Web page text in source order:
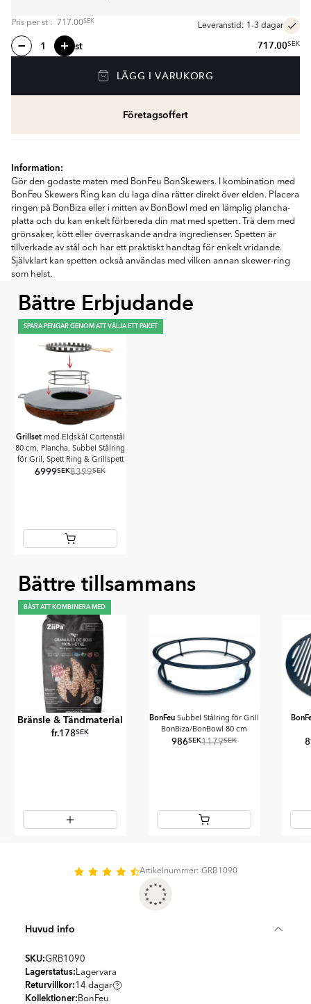
Pris per st : 717.00SEK
Leveranstid: 1-3 dagar
st 717.00SEK
LÄGG I VARUKORG
Företagsoffert
Information:
Gör den godaste maten med BonFeu BonSkewers. I kombination med
BonFeu Skewers Ring kan du laga dina rätter direkt över elden. Placera
ringen på BonBiza eller i mitten av BonBowl med en lämplig plancha-
platta och du kan enkelt förbereda din mat med spetten. Trä dem med
grönsaker, kött eller överraskande andra ingredienser. Spetten är
tillverkade av stål och har ett praktiskt handtag för enkelt vridande.
Självklart kan spetten också användas med vilken annan skewer-ring
som helst.
Bättre Erbjudande
SPARA PENGAR GENOM ATT VÄLJA ETT PAKET
Grillsetmed Eldskål Cortenstål
80 cm, Plancha, Subbel Stålring
för Gril, Spett Ring & Grillspett
6999SEK8399SEK
Bättre tillsammans
BÄST ATT KOMBINERA MED
Bränsle & Tändmaterial
fr.178SEK
BonFeuSubbel Stålring för Grill
BonBiza/BonBowl 80 cm
986SEK1179SEK
Artikelnummer: GRB1090
Huvud info
SKU:GRB1090
Lagerstatus: Lagervara
Returvillkor:14 dagar
Kollektioner: BonFeu